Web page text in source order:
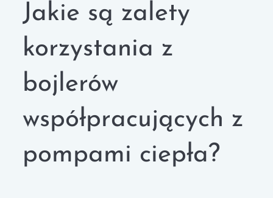
Jakie są zalety
korzystania z
bojlerów
współpracujących z
pompami ciepła?